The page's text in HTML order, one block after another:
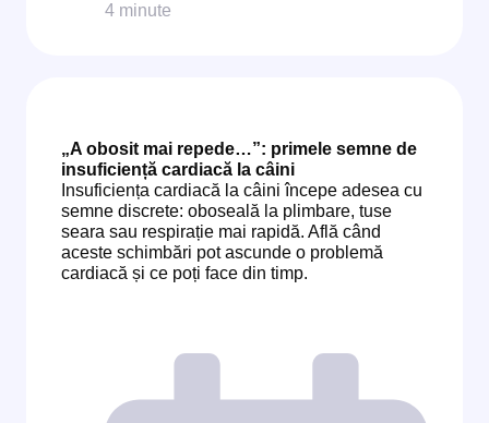
4 minute
„A obosit mai repede…”: primele semne de
insuficiență cardiacă la câini
Insuficiența cardiacă la câini începe adesea cu
semne discrete: oboseală la plimbare, tuse
seara sau respirație mai rapidă. Află când
aceste schimbări pot ascunde o problemă
cardiacă și ce poți face din timp.